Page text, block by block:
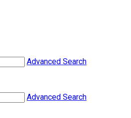
Advanced Search
Advanced Search